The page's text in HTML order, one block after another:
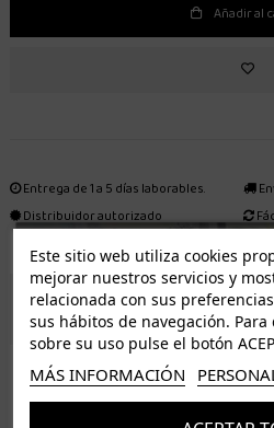
Añadir al
Entrega de 1 a 5 días laborables.
Distribuidor autorizado
ENVÍO GRATUITO *
ISLAS CANARIAS
Tenerife 3.50€. Gratis a partir de 50€
Resto de islas 5€. Gratis a partir de 50€
Este sitio web utiliza cookies
mejorar nuestros servicios y
relacionada con sus
sus hábitos de navegación.
sobre su uso pulse el botón
MÁS INFORMACIÓN